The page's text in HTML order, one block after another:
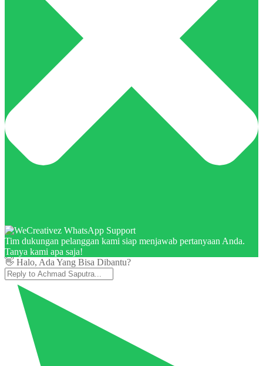
Tim dukungan pelanggan kami siap menjawab pertanyaan Anda.
Tanya kami apa saja!
👋 Halo, Ada Yang Bisa Dibantu?